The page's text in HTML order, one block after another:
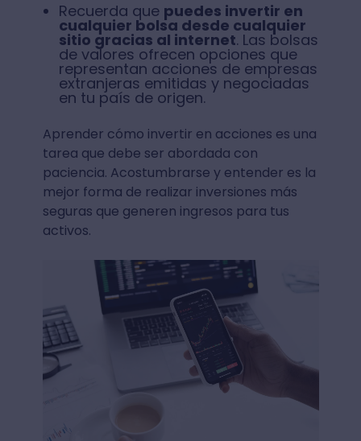
Recuerda que puedes invertir en
cualquier bolsa desde cualquier
sitio gracias al internet. Las bolsas
de valores ofrecen opciones que
representan acciones de empresas
extranjeras emitidas y negociadas
en tu país de origen.
Aprender cómo invertir en acciones es una
tarea que debe ser abordada con
paciencia. Acostumbrarse y entender es la
mejor forma de realizar inversiones más
seguras que generen ingresos para tus
activos.